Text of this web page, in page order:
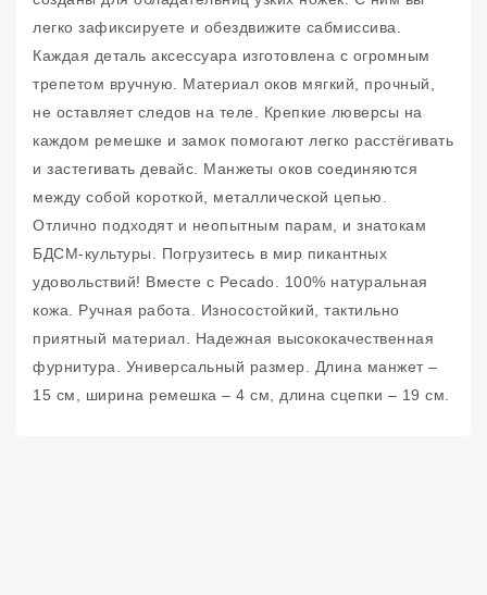
легко зафиксируете и обездвижите сабмиссива.
Каждая деталь аксессуара изготовлена с огромным
трепетом вручную. Материал оков мягкий, прочный,
не оставляет следов на теле. Крепкие люверсы на
каждом ремешке и замок помогают легко расстёгивать
и застегивать девайс. Манжеты оков соединяются
между собой короткой, металлической цепью.
Отлично подходят и неопытным парам, и знатокам
БДСМ-культуры. Погрузитесь в мир пикантных
удовольствий! Вместе с Pecado. 100% натуральная
кожа. Ручная работа. Износостойкий, тактильно
приятный материал. Надежная высококачественная
фурнитура. Универсальный размер. Длина манжет –
15 см, ширина ремешка – 4 см, длина сцепки – 19 см.